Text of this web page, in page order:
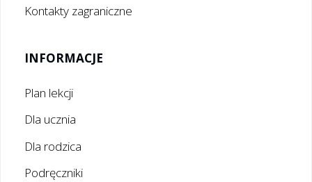
Kontakty zagraniczne
INFORMACJE
Plan lekcji
Dla ucznia
Dla rodzica
Podręczniki